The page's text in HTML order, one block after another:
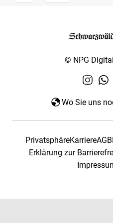
© NPG
Wo Sie uns
PrivatsphäreKarriereAGB
Erklärung zur